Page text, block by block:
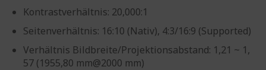
Kontrastverhältnis: 20,000:1
Seitenverhältnis: 16:10 (Nativ), 4:3/16:9 (Supported)
Verhältnis Bildbreite/Projektionsabstand: 1,21 ~ 1,
57 (1955,80 mm@2000 mm)